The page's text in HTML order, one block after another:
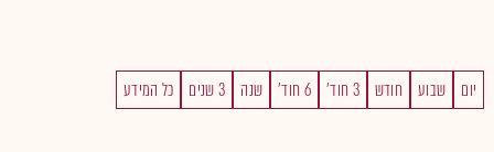
יום שבוע חודש 3 חוד' 6 חוד' שנה 3 שנים כל המידע